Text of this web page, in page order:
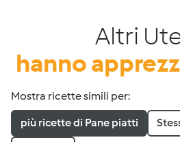
Altri
hanno
Mostra ricette simili per:
più ricette di Pane piatti